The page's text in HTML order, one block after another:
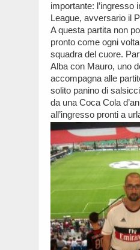
importante: l’ingresso
League, avversario il
A questa partita non
pronto come ogni
squadra del cuore.
Alba con Mauro, uno
accompagna alle
solito panino di
da una Coca Cola
all’ingresso pronti a